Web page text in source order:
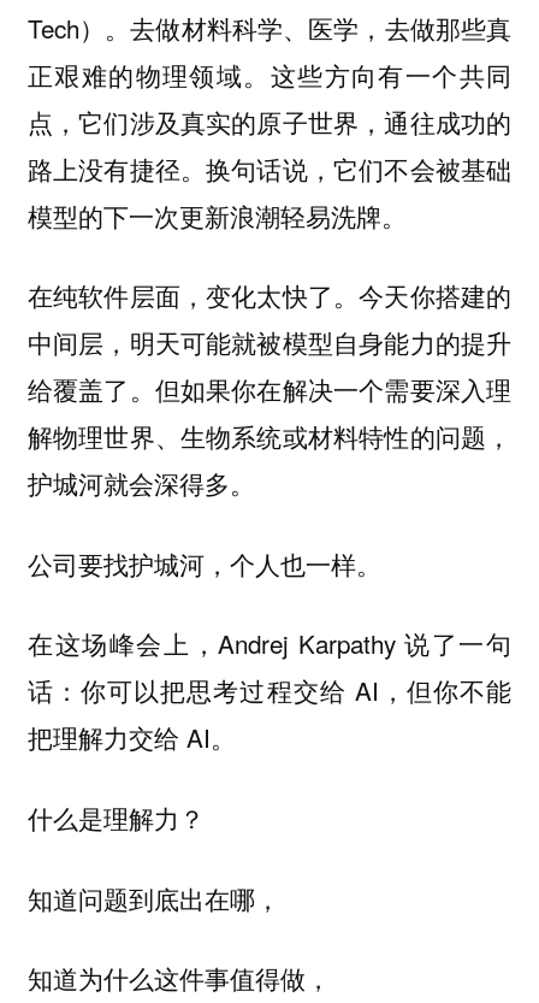
Tech）。去做材料科学、医学，去做那些真
正艰难的物理领域。这些方向有一个共同
点，它们涉及真实的原子世界，通往成功的
路上没有捷径。换句话说，它们不会被基础
模型的下一次更新浪潮轻易洗牌。
在纯软件层面，变化太快了。今天你搭建的
中间层，明天可能就被模型自身能力的提升
给覆盖了。但如果你在解决一个需要深入理
解物理世界、生物系统或材料特性的问题，
护城河就会深得多。
公司要找护城河，个人也一样。
在这场峰会上，Andrej Karpathy 说了一句
话：你可以把思考过程交给 AI，但你不能
把理解力交给 AI。
什么是理解力？
知道问题到底出在哪，
知道为什么这件事值得做，